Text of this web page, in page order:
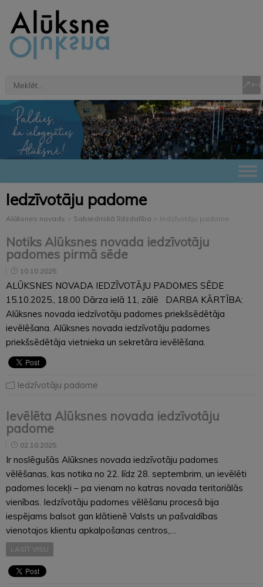
Iedzīvotāju padome
Alūksnes novads > Sabiedriskā līdzdalība > Iedzīvotāju padome
Notiks Alūksnes novada iedzīvotāju
padomes pirmā sēde
10.10.2025
ALŪKSNES NOVADA IEDZĪVOTĀJU PADOMES SĒDE
15.10.2025., 18.00 Dārza ielā 11, zālē DARBA KĀRTĪBA:
Alūksnes novada iedzīvotāju padomes priekšsēdētāja
ievēlēšana. Alūksnes novada iedzīvotāju padomes
priekšsēdētāja vietnieka un sekretāra ievēlēšana.
Iedzīvotāju padome
Ievēlēta Alūksnes novada iedzīvotāju
padome
02.10.2025
Ir noslēgušās Alūksnes novada iedzīvotāju padomes
vēlēšanas, kas notika no 22. līdz 28. septembrim, un ievēlēti
padomes locekļi – pa vienam no katras novada teritoriālās
vienības. Iedzīvotāju padomes vēlēšanu procesā bija
iespējams balsot gan klātienē Valsts un pašvaldības
vienotajos klientu apkalpošanas centros,…
LASĪT VISU